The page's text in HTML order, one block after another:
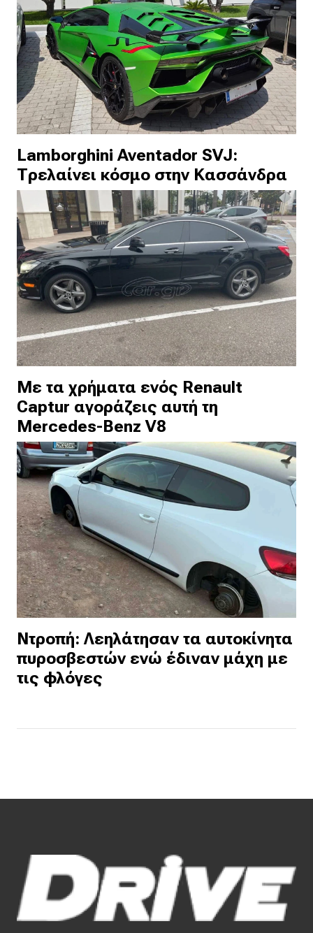
Lamborghini Aventador SVJ:
Τρελαίνει κόσμο στην Κασσάνδρα
Με τα χρήματα ενός Renault
Captur αγοράζεις αυτή τη
Mercedes-Benz V8
Ντροπή: Λεηλάτησαν τα αυτοκίνητα
πυροσβεστών ενώ έδιναν μάχη με
τις φλόγες